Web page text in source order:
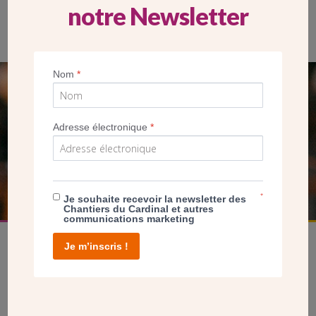
Le père Didier Rapin est le curé de la paroisse.
SEUL VOTRE DON
NOUS PERMET D’AGIR
notre Newsletter
Nom*
Adresse électronique*
Je souhaite recevoir la newsletter des
Chantiers du Cardinal et autres
communications marketing
*
Je m’inscris !